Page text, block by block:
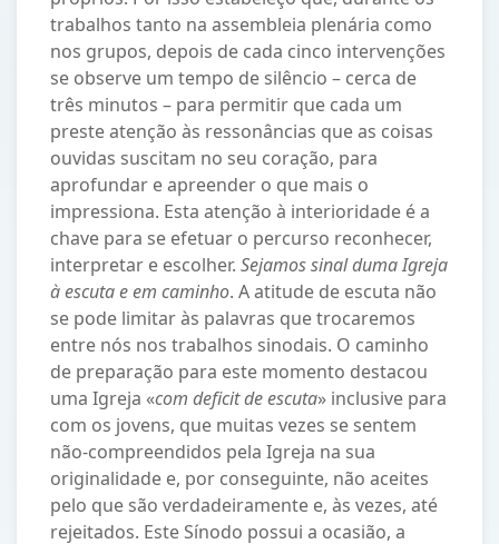
trabalhos tanto na assembleia plenária como
nos grupos, depois de cada cinco intervenções
se observe um tempo de silêncio – cerca de
três minutos – para permitir que cada um
preste atenção às ressonâncias que as coisas
ouvidas suscitam no seu coração, para
aprofundar e apreender o que mais o
impressiona. Esta atenção à interioridade é a
chave para se efetuar o percurso reconhecer,
interpretar e escolher. Sejamos sinal duma Igreja
à escuta e em caminho. A atitude de escuta não
se pode limitar às palavras que trocaremos
entre nós nos trabalhos sinodais. O caminho
de preparação para este momento destacou
uma Igreja «com deficit de escuta» inclusive para
com os jovens, que muitas vezes se sentem
não-compreendidos pela Igreja na sua
originalidade e, por conseguinte, não aceites
pelo que são verdadeiramente e, às vezes, até
rejeitados. Este Sínodo possui a ocasião, a